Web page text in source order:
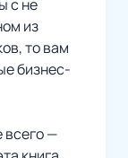
с не
из
то вам
бизнес-
всего —